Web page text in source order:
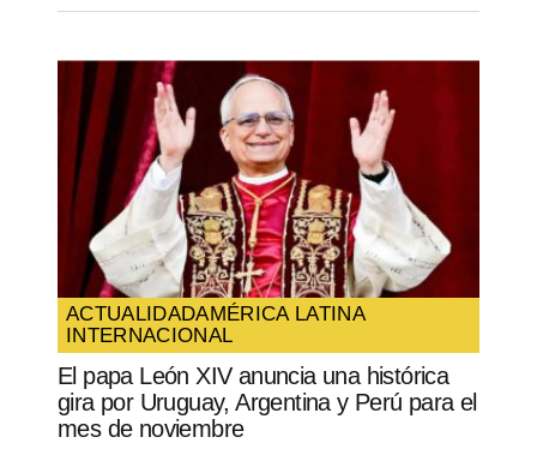
ACTUALIDADAMÉRICA LATINA
INTERNACIONAL
El papa León XIV anuncia una histórica
gira por Uruguay, Argentina y Perú para el
mes de noviembre